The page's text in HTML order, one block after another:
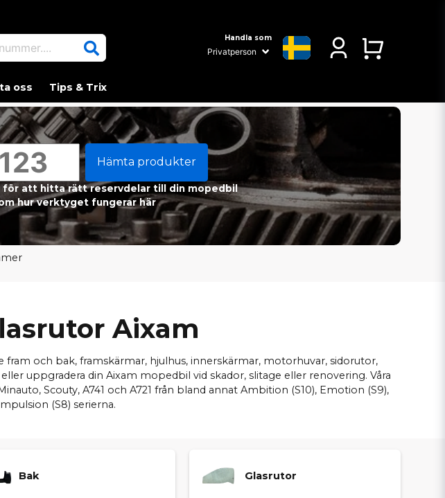
Handla som
oss Tips & Trix
Hämta produkter
för att hitta rätt reservdelar till din mopedbil
hur verktyget fungerar här
Aixam
och bak, framskärmar, hjulhus, innerskärmar, motorhuvar, sidorutor,
uppgradera din Aixam mopedbil vid skador, slitage eller renovering. Våra
Scouty, A741 och A721 från bland annat Ambition (S10), Emotion (S9),
(S8) serierna.
Bak Glasrutor